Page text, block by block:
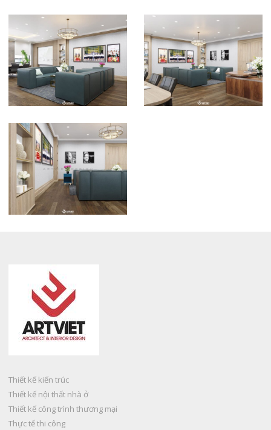
Thiết kế kiến trúc
Thiết kế nội thất nhà ở
Thiết kế công trình thương mại
Thực tế thi công